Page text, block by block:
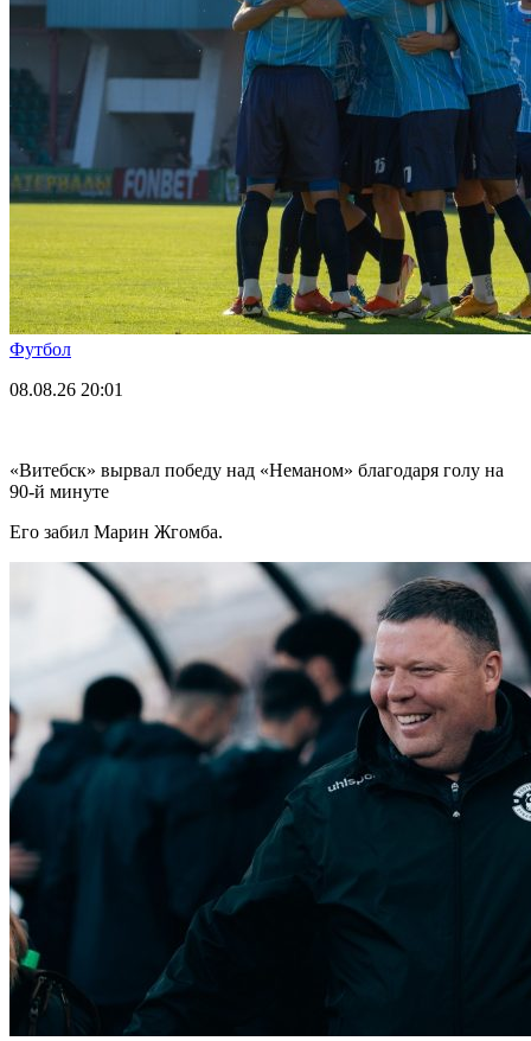
Футбол
08.08.26 20:01
«Витебск» вырвал победу над «Неманом» благодаря голу на
90-й минуте
Его забил Марин Жгомба.